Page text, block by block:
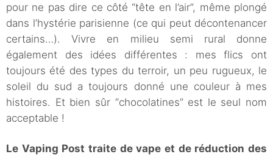
pour ne pas dire ce côté “tête en l’air”, même plongé
dans l’hystérie parisienne (ce qui peut décontenancer
certains…). Vivre en milieu semi rural donne
également des idées différentes : mes flics ont
toujours été des types du terroir, un peu rugueux, le
soleil du sud a toujours donné une couleur à mes
histoires. Et bien sûr “chocolatines” est le seul nom
acceptable !
Le Vaping Post traite de vape et de réduction des